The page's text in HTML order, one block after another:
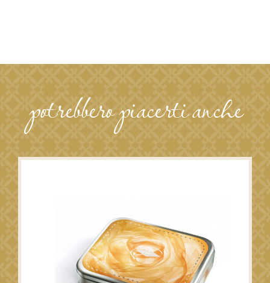
potrebbero piacerti anche